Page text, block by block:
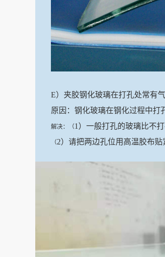
E）夹胶钢化玻璃在打孔处常有
原因：钢化玻璃在钢化过程中打
解决：（1）一般打孔的玻璃比不
（2）请把两边孔位用高温胶布贴